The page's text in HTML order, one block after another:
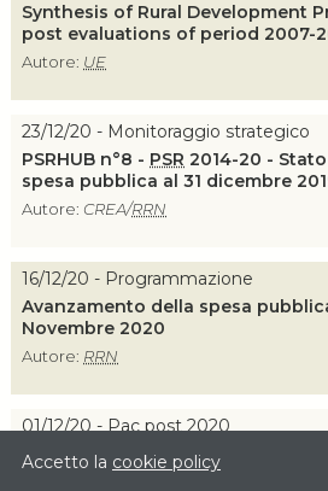
Synthesis of Rural Development
post evaluations of period 2007-
Autore: UE
23/12/20 - Monitoraggio strategico
PSRHUB n°8 - PSR 2014-20 -
spesa pubblica al 31 dicembre
Autore: CREA/RRN
16/12/20 - Programmazione
Avanzamento della spesa
Novembre 2020
Autore: RRN
01/12/20 - Pac post 2020
Accesso al credito e strumenti
rurale in Italia
Accetto la cookie policy